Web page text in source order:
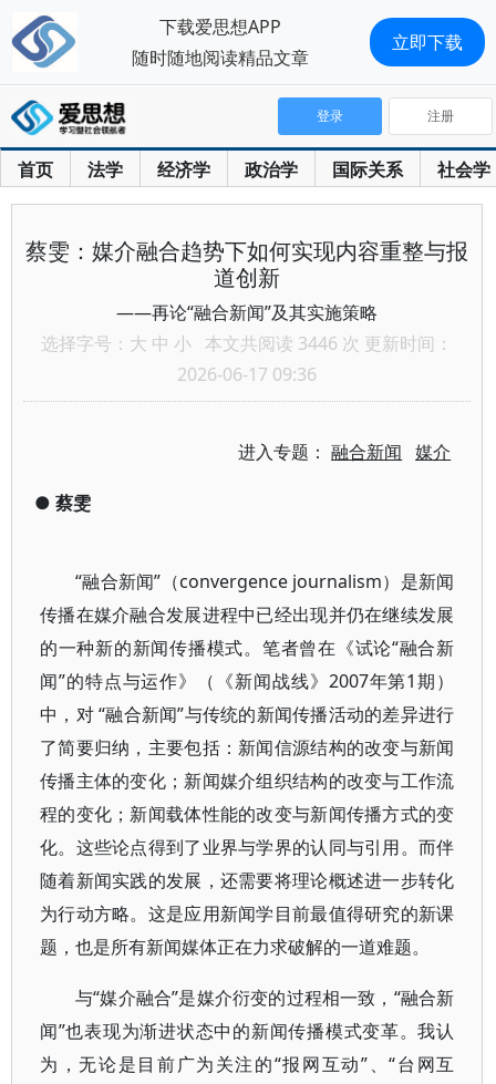
首页 法学 经济学 政治学 国际关系 社会学
登录 注册
蔡雯：媒介融合趋势下如何实现内容重整与报
道创新
——再论“融合新闻”及其实施策略
选择字号： 大 中 小 本文共阅读 3446 次 更新时间：
2026-06-17 09:36
进入专题：融合新闻 媒介
● 蔡雯
“融合新闻”（convergence journalism）是新闻
传播在媒介融合发展进程中已经出现并仍在继续发展
的一种新的新闻传播模式。笔者曾在《试论“融合新
闻”的特点与运作》（《新闻战线》2007年第1期）
中，对 “融合新闻”与传统的新闻传播活动的差异进行
了简要归纳，主要包括：新闻信源结构的改变与新闻
传播主体的变化；新闻媒介组织结构的改变与工作流
程的变化；新闻载体性能的改变与新闻传播方式的变
化。这些论点得到了业界与学界的认同与引用。而伴
随着新闻实践的发展，还需要将理论概述进一步转化
为行动方略。这是应用新闻学目前最值得研究的新课
题，也是所有新闻媒体正在力求破解的一道难题。
与“媒介融合”是媒介衍变的过程相一致，“融合新
闻”也表现为渐进状态中的新闻传播模式变革。我认
为，无论是目前广为关注的“报网互动”、“台网互
下载爱思想APP
随时随地阅读精品文章
立即下载